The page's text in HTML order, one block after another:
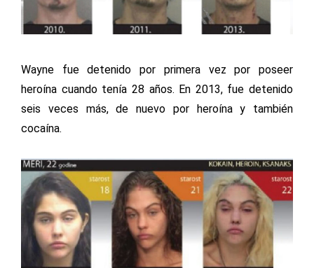
Wayne fue detenido por primera vez por poseer
heroína cuando tenía 28 años. En 2013, fue detenido
seis veces más, de nuevo por heroína y también
cocaína.